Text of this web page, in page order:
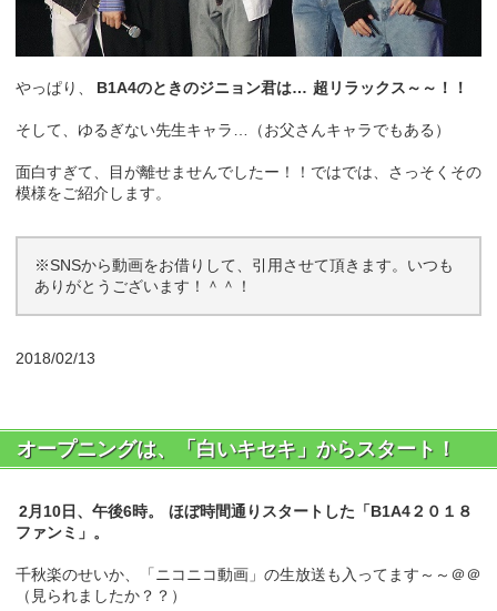
やっぱり、 B1A4のときのジニョン君は… 超リラックス～～！！
そして、ゆるぎない先生キャラ…（お父さんキャラでもある）
面白すぎて、目が離せませんでしたー！！ではでは、さっそくその
模様をご紹介します。
※SNSから動画をお借りして、引用させて頂きます。いつも
ありがとうございます！＾＾！
2018/02/13
オープニングは、「白いキセキ」からスタート！
2月10日、午後6時。
ほぼ時間通りスタートした「B1A4２０１８
ファンミ」。
千秋楽のせいか、「ニコニコ動画」の生放送も入ってます～～＠＠
（見られましたか？？）